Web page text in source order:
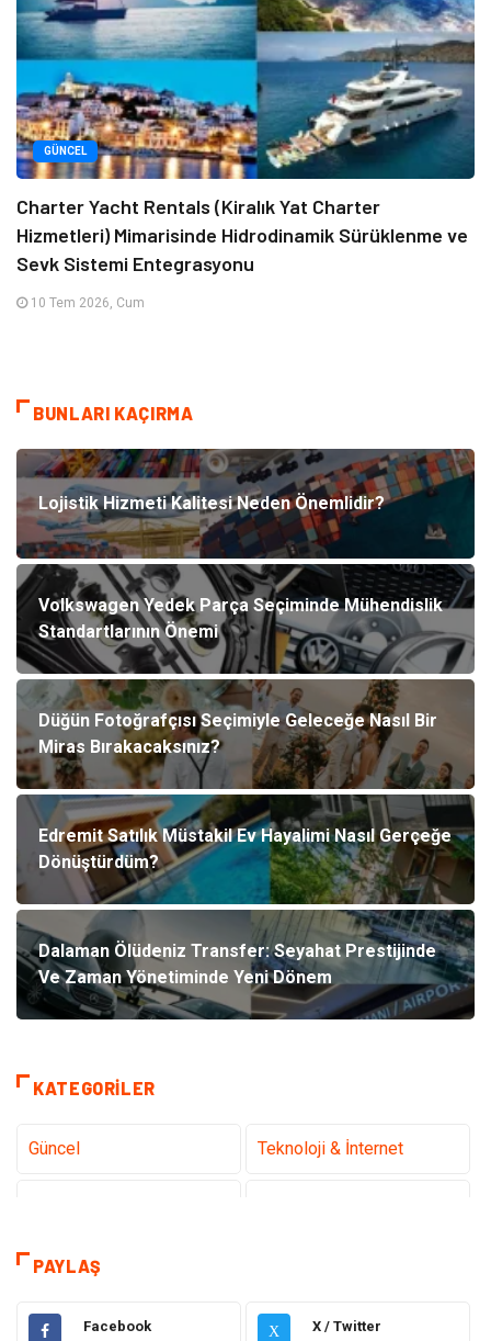
GÜNCEL
Charter Yacht Rentals (Kiralık Yat Charter
Hizmetleri) Mimarisinde Hidrodinamik Sürüklenme ve
Sevk Sistemi Entegrasyonu
10 Tem 2026, Cum
BUNLARI KAÇIRMA
Lojistik Hizmeti Kalitesi Neden Önemlidir?
Volkswagen Yedek Parça Seçiminde Mühendislik
Standartlarının Önemi
Düğün Fotoğrafçısı Seçimiyle Geleceğe Nasıl Bir
Miras Bırakacaksınız?
Edremit Satılık Müstakil Ev Hayalimi Nasıl Gerçeğe
Dönüştürdüm?
Dalaman Ölüdeniz Transfer: Seyahat Prestijinde
Ve Zaman Yönetiminde Yeni Dönem
KATEGORILER
Güncel Teknoloji & İnternet
Kamera Sistemleri
Elektrik & Elektronik Gıda
PAYLAŞ
Facebook X X / Twitter